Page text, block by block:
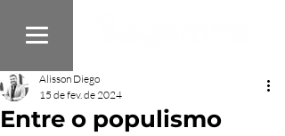
Entre o populismo
Alisson Diego
15 de fev. de 2024